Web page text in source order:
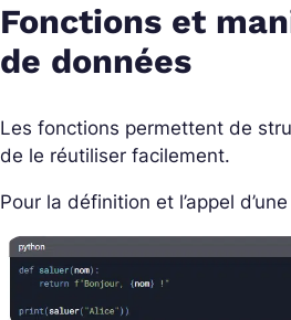
Fonctions et
de données
Les fonctions permettent de
de le réutiliser facilement.
Pour la définition et l’appel